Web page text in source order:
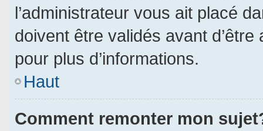
l’administrateur vous ait placé
doivent être validés avant
pour plus d’informations.
Haut
Comment remonter mon